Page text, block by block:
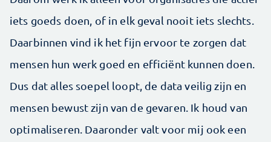
iets goeds doen, of in elk geval nooit iets slechts.
Daarbinnen vind ik het fijn ervoor te zorgen dat
mensen hun werk goed en efficiënt kunnen doen.
Dus dat alles soepel loopt, de data veilig zijn en
mensen bewust zijn van de gevaren. Ik houd van
optimaliseren. Daaronder valt voor mij ook een